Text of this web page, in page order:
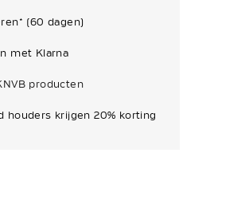
(60 dagen)
met Klarna
producten
houders krijgen 20% korting